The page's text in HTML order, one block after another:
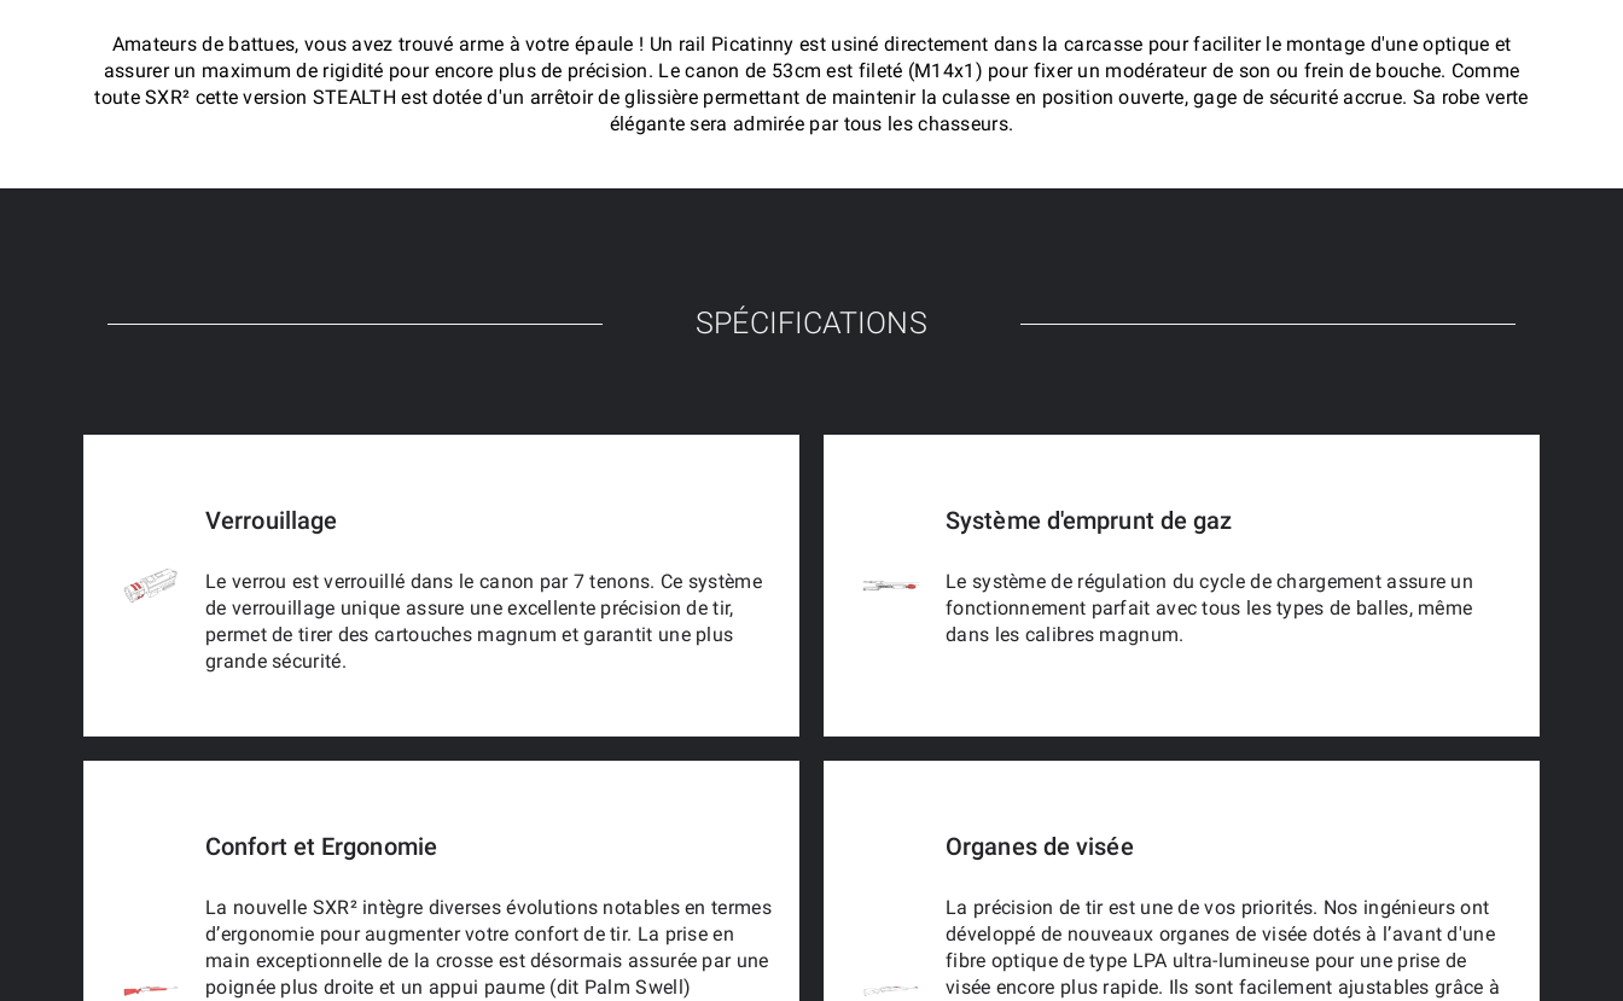
Amateurs de battues, vous avez trouvé arme à votre épaule ! Un rail Picatinny est usiné directement dans la carcasse pour faciliter le montage d'une optique et
assurer un maximum de rigidité pour encore plus de précision. Le canon de 53cm est fileté (M14x1) pour fixer un modérateur de son ou frein de bouche. Comme
toute SXR² cette version STEALTH est dotée d'un arrêtoir de glissière permettant de maintenir la culasse en position ouverte, gage de sécurité accrue. Sa robe verte
élégante sera admirée par tous les chasseurs.
SPÉCIFICATIONS
Verrouillage
Le verrou est verrouillé dans le canon par 7 tenons. Ce système
de verrouillage unique assure une excellente précision de tir,
permet de tirer des cartouches magnum et garantit une plus
grande sécurité.
Système d'emprunt de gaz
Le système de régulation du cycle de chargement assure un
fonctionnement parfait avec tous les types de balles, même
dans les calibres magnum.
Confort et Ergonomie
La nouvelle SXR² intègre diverses évolutions notables en termes
d’ergonomie pour augmenter votre confort de tir. La prise en
main exceptionnelle de la crosse est désormais assurée par une
poignée plus droite et un appui paume (dit Palm Swell)
Organes de visée
La précision de tir est une de vos priorités. Nos ingénieurs ont
développé de nouveaux organes de visée dotés à l’avant d'une
fibre optique de type LPA ultra-lumineuse pour une prise de
visée encore plus rapide. Ils sont facilement ajustables grâce à